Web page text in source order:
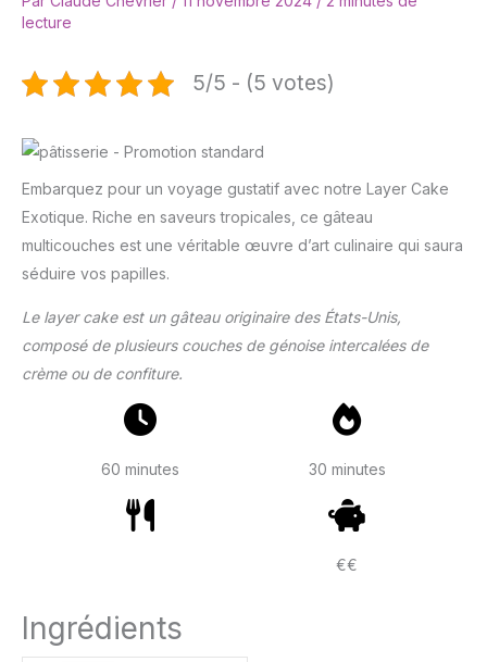
lecture
5/5 - (5 votes)
Embarquez pour un voyage gustatif avec notre Layer Cake
Exotique. Riche en saveurs tropicales, ce gâteau
multicouches est une véritable œuvre d’art culinaire qui saura
séduire vos papilles.
Le layer cake est un gâteau originaire des États-Unis,
composé de plusieurs couches de génoise intercalées de
crème ou de confiture.
60 minutes 30 minutes
€€
Ingrédients